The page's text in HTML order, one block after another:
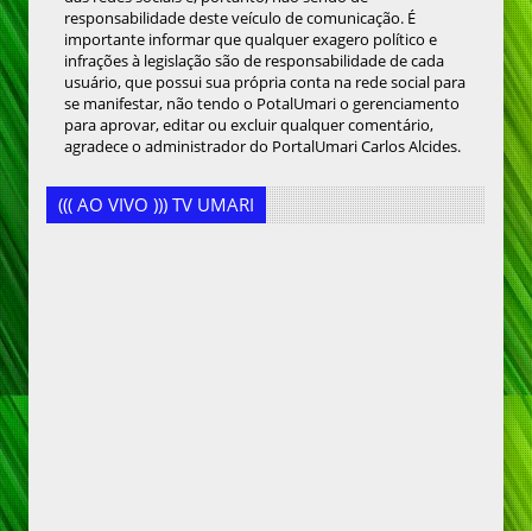
responsabilidade deste veículo de comunicação. É
importante informar que qualquer exagero político e
infrações à legislação são de responsabilidade de cada
usuário, que possui sua própria conta na rede social para
se manifestar, não tendo o PotalUmari o gerenciamento
para aprovar, editar ou excluir qualquer comentário,
agradece o administrador do PortalUmari Carlos Alcides.
((( AO VIVO ))) TV UMARI